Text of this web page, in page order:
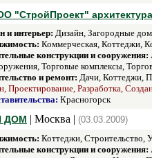
"СтройПроект"
и интерьер: Дизайн, Загородные
Коммерческая, Коттеджи,
конструкции и сооружения:
Торговые комплексы,
и ремонт: Дачи, Коттеджи,
Проектирование, Разработка,
Красногорск
ДОМ | Москва | (03.03.2009)
Коттеджи, Строительство,
конструкции и сооружения: